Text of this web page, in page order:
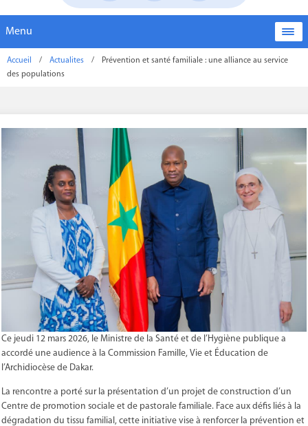
Menu
Accueil / Actualites /
Prévention et santé familiale : une alliance au service
des populations
Ce jeudi 12 mars 2026, le Ministre de la Santé et de l’Hygiène publique a
accordé une audience à la Commission Famille, Vie et Éducation de
l’Archidiocèse de Dakar.
La rencontre a porté sur la présentation d’un projet de construction d’un
Centre de promotion sociale et de pastorale familiale. Face aux défis liés à la
dégradation du tissu familial, cette initiative vise à renforcer la prévention et